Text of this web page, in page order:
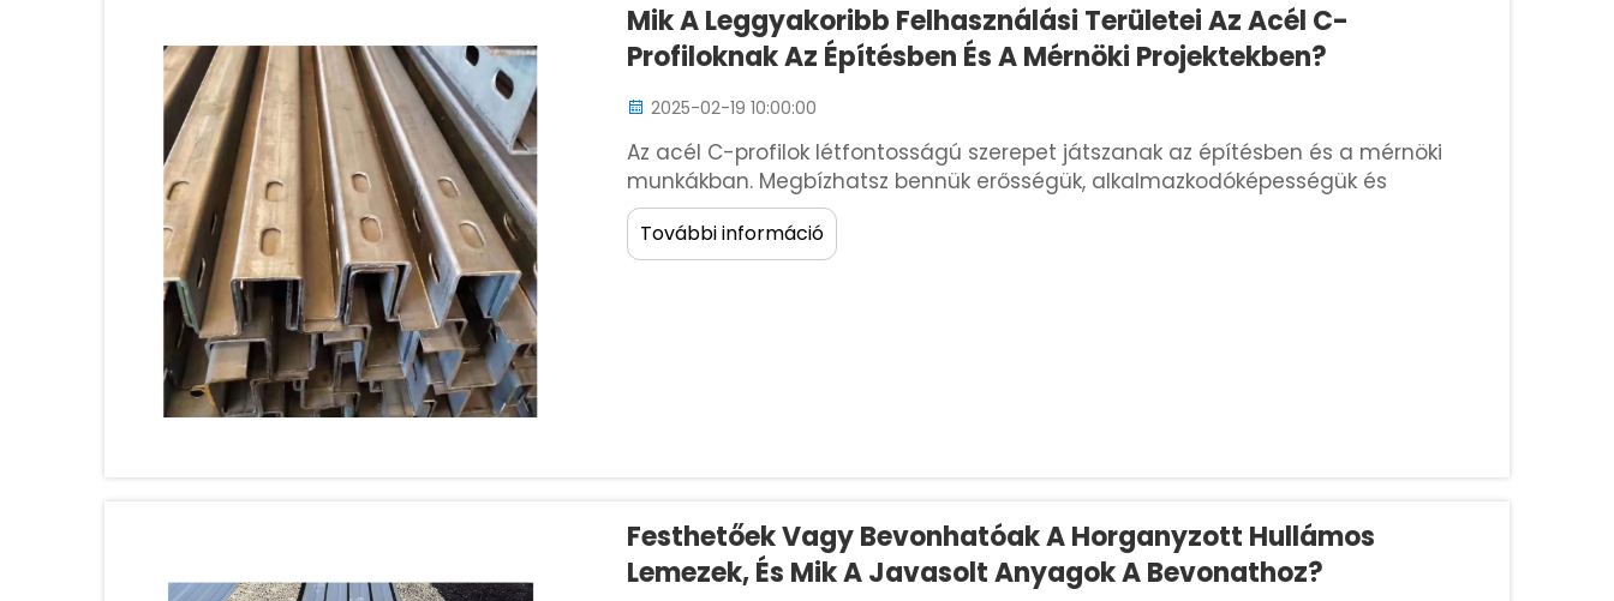
Mik A Leggyakoribb Felhasználási Területei Az Acél C-
Profiloknak Az Építésben És A Mérnöki Projektekben?
2025-02-19 10:00:00
Az acél C-profilok létfontosságú szerepet játszanak az építésben és a mérnöki
munkákban. Megbízhatsz bennük erősségük, alkalmazkodóképességük és
megfizethetőségük miatt. Ezek a profilok kiváló támogatást nyújtanak különböző
projektekben. A leggyakoribb felhasználásaik közé tartozik a szerkezeti megerősítés
...
További információ
Festhetőek Vagy Bevonhatóak A Horganyzott Hullámos
Lemezek, És Mik A Javasolt Anyagok A Bevonathoz?